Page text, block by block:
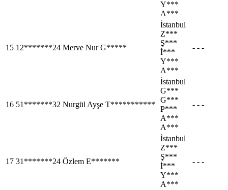
Y***
A***
15 12*******24 Merve Nur G*****
İstanbul
Z***
Ş***
İ***
Y***
A***
- - -
16 51*******32 Nurgül Ayşe T***********
İstanbul
G***
G***
P***
A***
A***
- - -
17 31*******24 Özlem E*******
İstanbul
Z***
Ş***
İ***
Y***
A***
- - -